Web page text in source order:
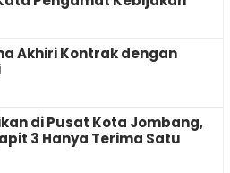
Akhiri Kontrak dengan
di Pusat Kota Jombang,
3 Hanya Terima Satu